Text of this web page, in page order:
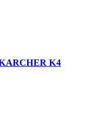
K4